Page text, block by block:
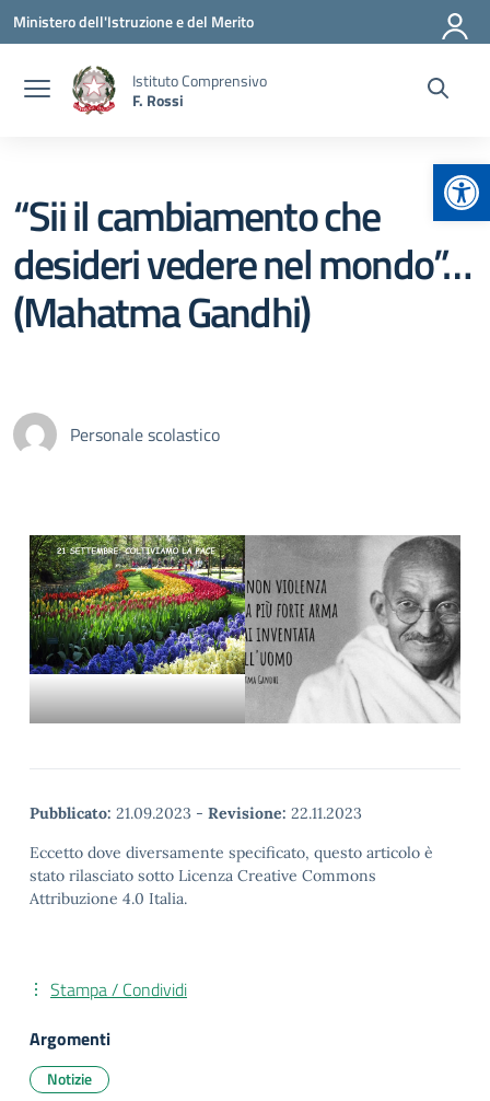
Vai ai contenuti
Vai al menu di navigazione
Vai al footer
Ministero dell'Istruzione e del Merito
Istituto Comprensivo
F. Rossi
“Sii il cambiamento che
desideri vedere nel mondo”…
(Mahatma Gandhi)
Personale scolastico
Pubblicato: 21.09.2023 - Revisione: 22.11.2023
Eccetto dove diversamente specificato, questo articolo è
stato rilasciato sotto Licenza Creative Commons
Attribuzione 4.0 Italia.
Stampa / Condividi
Argomenti
Notizie